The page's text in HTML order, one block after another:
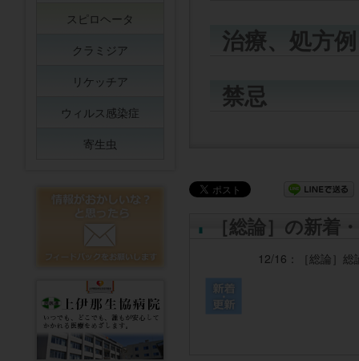
治療、処方例
禁忌
［総論］の新着
12/16： ［総論］ 総
スピロヘータ
クラミジア
リケッチア
ウィルス感染症
寄生虫